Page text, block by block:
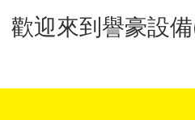
歡迎來到譽豪設